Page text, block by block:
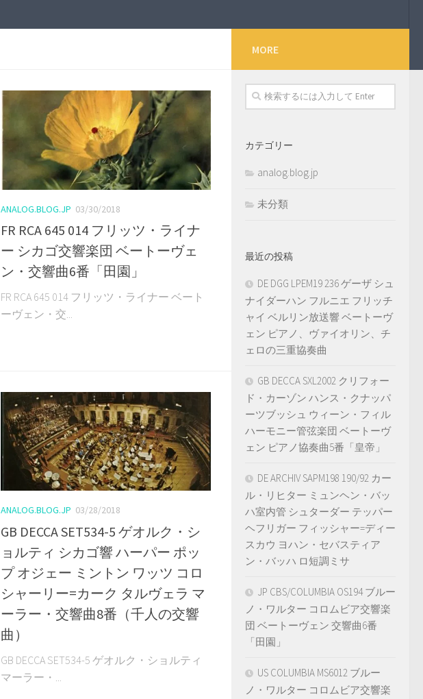
ANALOG.BLOG.JP 03/30/2018
FR RCA 645 014 フリッツ・ライナ
ー シカゴ交響楽団 ベートーヴェ
ン・交響曲6番「田園」
FR RCA 645 014 フリッツ・ライナー ベート
ーヴェン・交...
ANALOG.BLOG.JP 03/28/2018
GB DECCA SET534-5 ゲオルク・シ
ョルティ シカゴ響 ハーパー ポッ
プ オジェー ミントン ワッツ コロ
シャーリー=カーク タルヴェラ マ
ーラー・交響曲8番（千人の交響
曲）
GB DECCA SET534-5 ゲオルク・ショルティ
マーラー・...
MORE
カテゴリー
analog.blog.jp
未分類
最近の投稿
DE DGG LPEM19 236 ゲーザ シュ
ナイダーハン フルニエ フリッチ
ャイ ベルリン放送響 ベートーヴ
ェン ピアノ、ヴァイオリン、チ
ェロの三重協奏曲
GB DECCA SXL2002 クリフォー
ド・カーゾン ハンス・クナッパ
ーツブッシュ ウィーン・フィル
ハーモニー管弦楽団 ベートーヴ
ェン ピアノ協奏曲5番「皇帝」
DE ARCHIV SAPM198 190/92 カー
ル・リヒター ミュンヘン・バッ
ハ室内管 シュターダー テッパー
ヘフリガー フィッシャー=ディー
スカウ ヨハン・セバスティア
ン・バッハ ロ短調ミサ
JP CBS/COLUMBIA OS194 ブルー
ノ・ワルター コロムビア交響楽
団 ベートーヴェン 交響曲6番
「田園」
US COLUMBIA MS6012 ブルー
ノ・ワルター コロムビア交響楽